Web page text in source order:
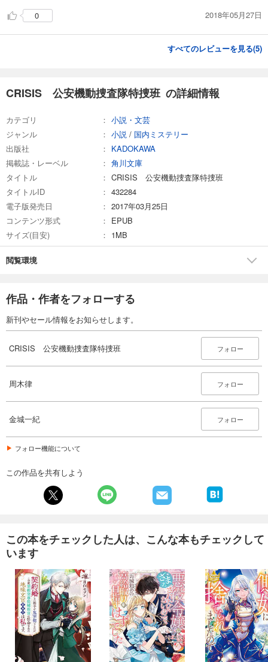
0 2018年05月27日
すべてのレビューを見る(5)
CRISIS 公安機動捜査隊特捜班 の詳細情報
カテゴリ
小説・文芸
ジャンル
小説 / 国内ミステリー
出版社
KADOKAWA
掲載誌・レーベル
角川文庫
タイトル
CRISIS 公安機動捜査隊特捜班
タイトルID
432284
電子版発売日
2017年03月25日
コンテンツ形式
EPUB
サイズ(目安)
1MB
閲覧環境
作品・作者をフォローする
新刊やセール情報をお知らせします。
CRISIS 公安機動捜査隊特捜班 フォロー
周木律 フォロー
金城一紀 フォロー
フォロー機能について
この作品を共有しよう
この本をチェックした人は、こんな本もチェックして
います